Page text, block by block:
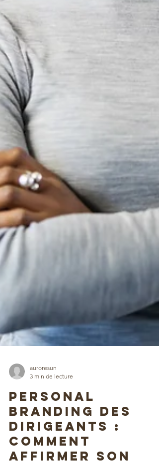
auroresun
3 min de lecture
Personal
Branding des
dirigeants :